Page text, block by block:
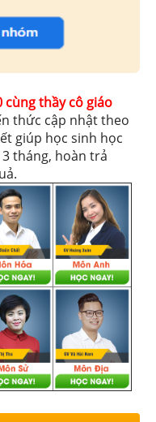
cùng thầy cô giáo
thức cập nhật theo
giúp học sinh học
tháng, hoàn trả